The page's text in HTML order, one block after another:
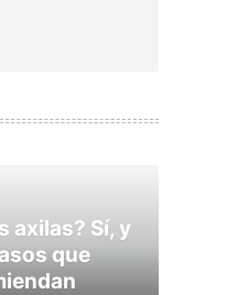
axilas? Sí, y
que